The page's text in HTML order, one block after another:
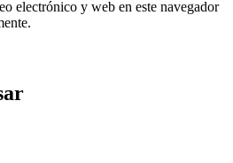
electrónico y web en este navegador